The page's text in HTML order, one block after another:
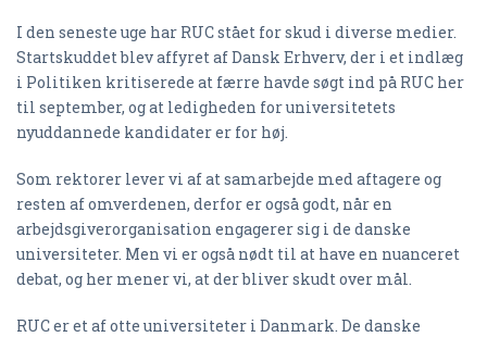
I den seneste uge har RUC stået for skud i diverse medier.
Startskuddet blev affyret af Dansk Erhverv, der i et indlæg
i Politiken kritiserede at færre havde søgt ind på RUC her
til september, og at ledigheden for universitetets
nyuddannede kandidater er for høj.
Som rektorer lever vi af at samarbejde med aftagere og
resten af omverdenen, derfor er også godt, når en
arbejdsgiverorganisation engagerer sig i de danske
universiteter. Men vi er også nødt til at have en nuanceret
debat, og her mener vi, at der bliver skudt over mål.
RUC er et af otte universiteter i Danmark. De danske